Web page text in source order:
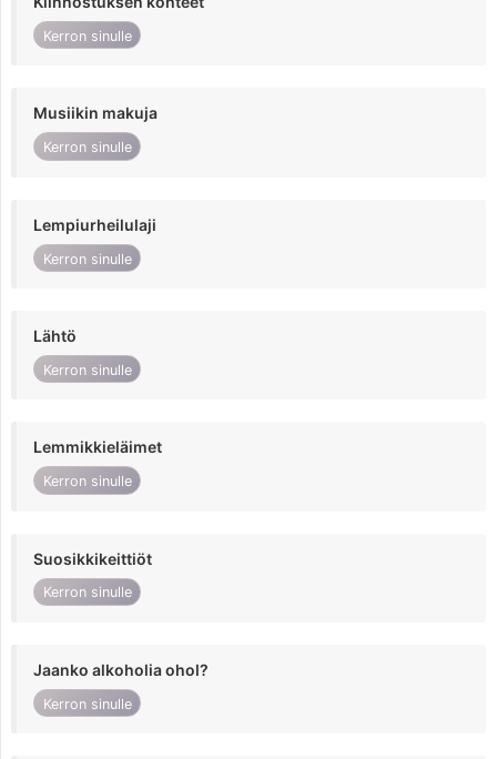
Kerron sinulle
Musiikin makuja
Kerron sinulle
Lempiurheilulaji
Kerron sinulle
Lähtö
Kerron sinulle
Lemmikkieläimet
Kerron sinulle
Suosikkikeittiöt
Kerron sinulle
Jaanko alkoholia ohol?
Kerron sinulle